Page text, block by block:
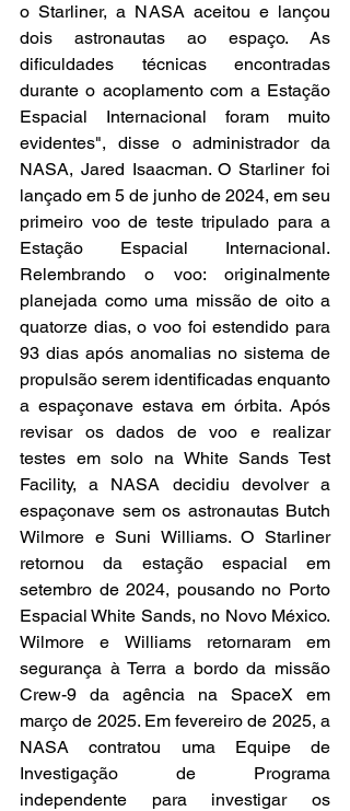
o Starliner, a NASA aceitou e lançou
dois astronautas ao espaço. As
dificuldades técnicas encontradas
durante o acoplamento com a Estação
Espacial Internacional foram muito
evidentes", disse o administrador da
NASA, Jared Isaacman. O Starliner foi
lançado em 5 de junho de 2024, em seu
primeiro voo de teste tripulado para a
Estação Espacial Internacional.
Relembrando o voo: originalmente
planejada como uma missão de oito a
quatorze dias, o voo foi estendido para
93 dias após anomalias no sistema de
propulsão serem identificadas enquanto
a espaçonave estava em órbita. Após
revisar os dados de voo e realizar
testes em solo na White Sands Test
Facility, a NASA decidiu devolver a
espaçonave sem os astronautas Butch
Wilmore e Suni Williams. O Starliner
retornou da estação espacial em
setembro de 2024, pousando no Porto
Espacial White Sands, no Novo México.
Wilmore e Williams retornaram em
segurança à Terra a bordo da missão
Crew-9 da agência na SpaceX em
março de 2025. Em fevereiro de 2025, a
NASA contratou uma Equipe de
Investigação de Programa
independente para investigar os